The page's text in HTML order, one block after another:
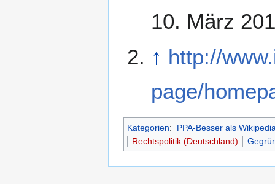
10. März
↑ http://
page/
Kategorien:
PPA-Besser als
Rechtspolitik (Deutschland)